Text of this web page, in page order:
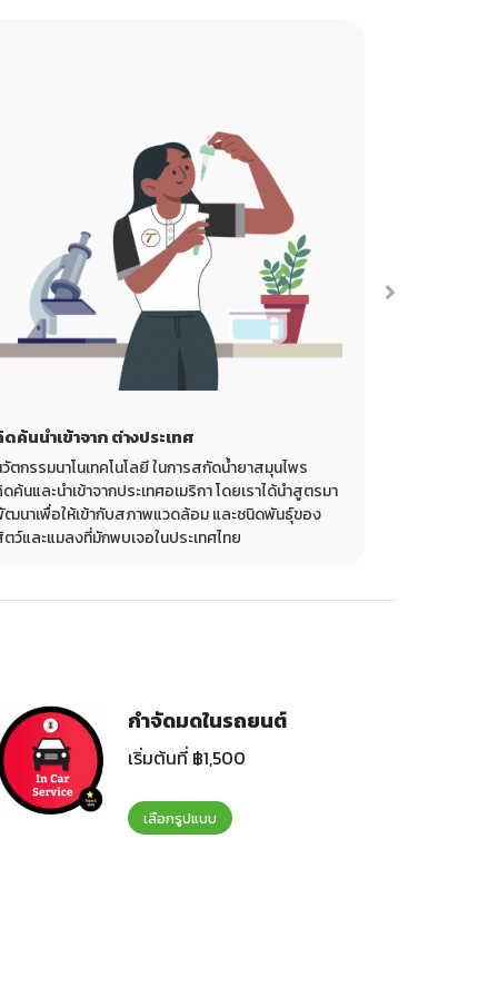
ค้นนำเข้าจาก ต่างประเทศ
ตกรรมนาโนเทคโนโลยี ในการสกัดน้ำยาสมุนไพร
ค้นและนำเข้าจากประเทศอเมริกา โดยเราได้นำสูตรมา
นาเพื่อให้เข้ากับสภาพแวดล้อม และชนิดพันธุ์ของ
ว์และแมลงที่มักพบเจอในประเทศไทย
กำจัดมดในรถยนต์
เริ่มต้นที่ ฿1,500
เลือกรูปแบบ